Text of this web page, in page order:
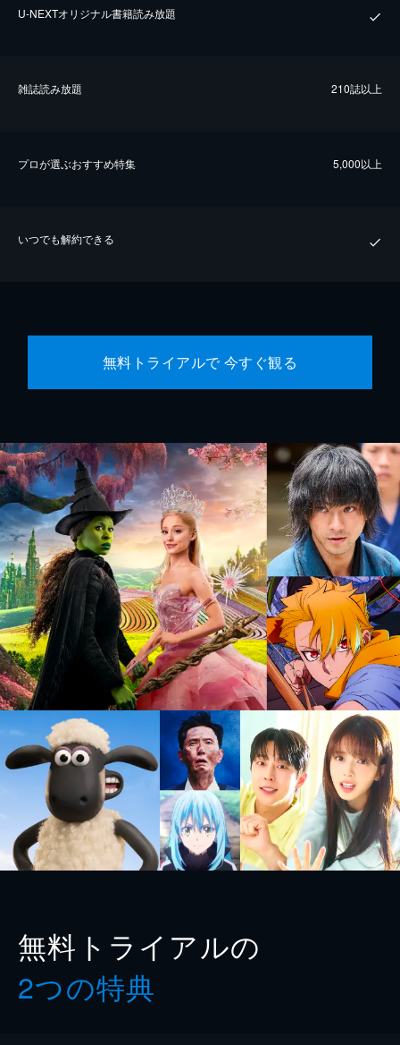
U-NEXTオリジナル書籍読み放題
雑誌読み放題 210誌以上
プロが選ぶおすすめ特集 5,000以上
いつでも解約できる
無料トライアルで 今すぐ観る
無料トライアルの
2つの特典